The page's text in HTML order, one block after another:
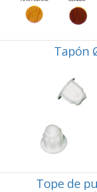
Tapón
Tope de